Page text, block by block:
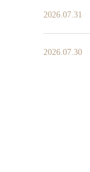
2026.07.31
2026.07.30